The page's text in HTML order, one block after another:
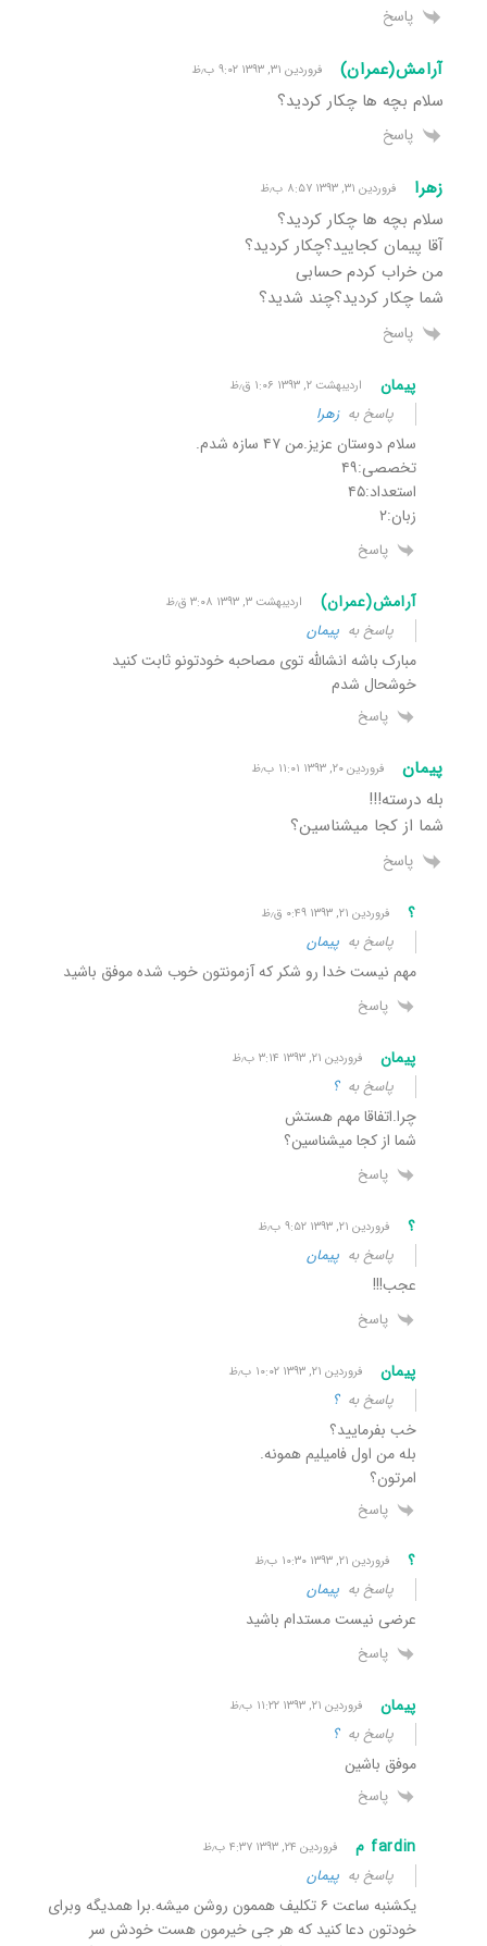
پاسخ
آرامش(عمران) فروردین ۳۱, ۱۳۹۳ ۹:۰۲ ب٫ظ
سلام بچه ها چکار کردید؟
پاسخ
زهرا فروردین ۳۱, ۱۳۹۳ ۸:۵۷ ب٫ظ
سلام بچه ها چکار کردید؟
آقا پیمان کجایید؟چکار کردید؟
من خراب کردم حسابی
شما چکار کردید؟چند شدید؟
پاسخ
پیمان اردیبهشت ۲, ۱۳۹۳ ۱:۰۶ ق٫ظ
پاسخ بهزهرا
سلام دوستان عزیز.من ۴۷ سازه شدم.
تخصصی:۴۹
استعداد:۴۵
زبان:۲
پاسخ
آرامش(عمران) اردیبهشت ۳, ۱۳۹۳ ۳:۰۸ ق٫ظ
پاسخ به پیمان
مبارک باشه انشالله توی مصاحبه خودتونو ثابت کنید
خوشحال شدم
پاسخ
پیمان فروردین ۲۰, ۱۳۹۳ ۱۱:۰۱ ب٫ظ
بله درسته!!!
شما از کجا میشناسین؟
پاسخ
؟ فروردین ۲۱, ۱۳۹۳ ۰:۴۹ ق٫ظ
پاسخ به پیمان
مهم نیست خدا رو شکر که آزمونتون خوب شده موفق باشید
پاسخ
پیمان فروردین ۲۱, ۱۳۹۳ ۳:۱۴ ب٫ظ
پاسخ به؟
چرا.اتفاقا مهم هستش
شما از کجا میشناسین؟
پاسخ
؟ فروردین ۲۱, ۱۳۹۳ ۹:۵۲ ب٫ظ
پاسخ به پیمان
عجب!!!
پاسخ
پیمان فروردین ۲۱, ۱۳۹۳ ۱۰:۰۲ ب٫ظ
پاسخ به؟
خب بفرمایید؟
بله من اول فامیلیم همونه.
امرتون؟
پاسخ
؟ فروردین ۲۱, ۱۳۹۳ ۱۰:۳۰ ب٫ظ
پاسخ به پیمان
عرضی نیست مستدام باشید
پاسخ
پیمان فروردین ۲۱, ۱۳۹۳ ۱۱:۲۲ ب٫ظ
پاسخ به؟
موفق باشین
پاسخ
fardin م فروردین ۲۴, ۱۳۹۳ ۴:۳۷ ب٫ظ
پاسخ به پیمان
یکشنبه ساعت ۶ تکلیف هممون روشن میشه.برا همدیگه وبرای
خودتون دعا کنید که هر جی خیرمون هست خودش سر